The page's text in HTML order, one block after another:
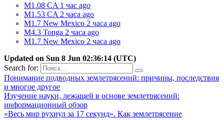
M1.08 CA 1 час ago
M1.53 CA 2 часа ago
M1.7 New Mexico 2 часа ago
M4.3 Tonga 2 часа ago
M1.7 New Mexico 2 часа ago
Updated on Sun 8 Jun 02:36:14 (UTC)
Search for:
Понимание подводных землетрясений: причины, последствия
и многое другое
Изучение науки, лежащей в основе землетрясений:
информационный обзор
«Весь мир рухнул за 17 секунд». Как землетрясение